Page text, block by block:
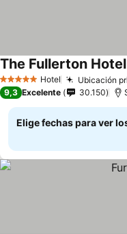
5 Estrellas Hotel Ubicación
The Fullerton
9,3 Excelente 30.150
Elige fechas para ver